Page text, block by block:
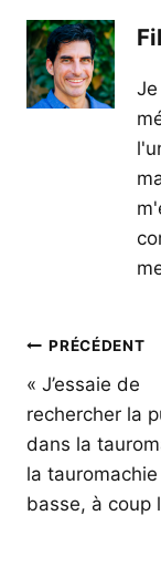
de
l’article
PRÉCÉDENT
« J’essaie de
rechercher la
dans la
la
basse, à coup